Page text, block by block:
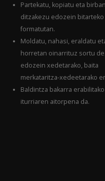
Partekatu, kopiatu eta
ditzakezu edozein
formatutan.
Moldatu, nahasi, eraldatu
horretan oinarrituz sortu
edozein xedetarako, baita
merkataritza-xedeetarako
Baldintza bakarra erabilitako
iturriaren aitorpena da.